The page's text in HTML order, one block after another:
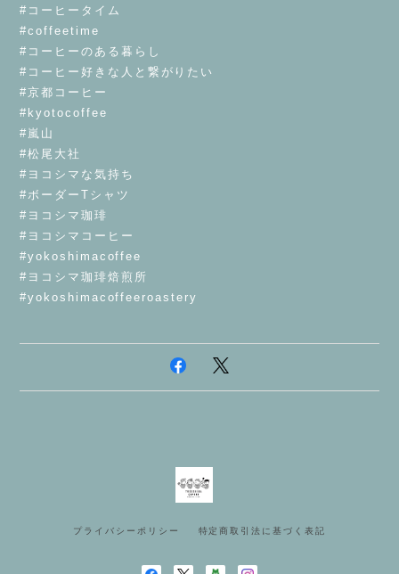
#コーヒータイム
#coffeetime
#コーヒーのある暮らし
#コーヒー好きな人と繋がりたい
#京都コーヒー
#kyotocoffee
#嵐山
#松尾大社
#ヨコシマな気持ち
#ボーダーTシャツ
#ヨコシマ珈琲
#ヨコシマコーヒー
#yokoshimacoffee
#ヨコシマ珈琲焙煎所
#yokoshimacoffeeroastery
プライバシーポリシー 特定商取引法に基づく表記